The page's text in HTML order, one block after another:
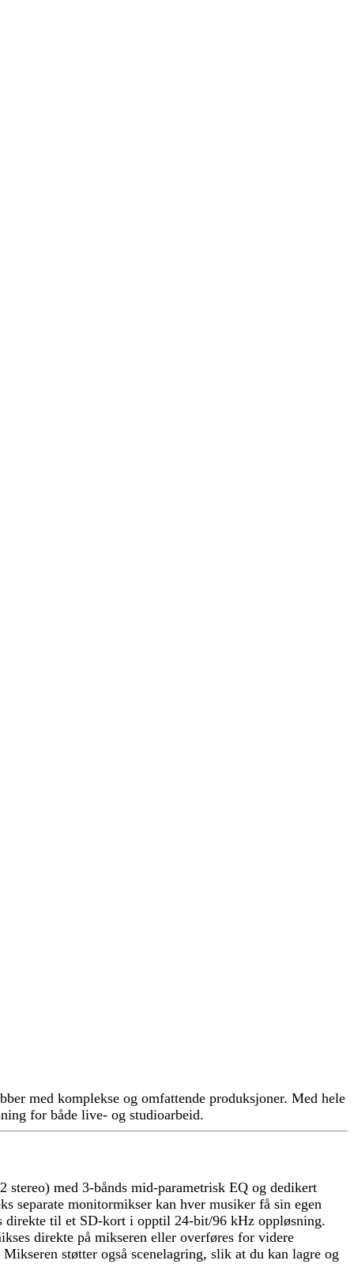
med komplekse og omfattende produksjoner. Med hele
for både live- og studioarbeid.
med 3-bånds mid-parametrisk EQ og dedikert
separate monitormikser kan hver musiker få sin egen
direkte til et SD-kort i opptil 24-bit/96 kHz oppløsning.
direkte på mikseren eller overføres for videre
støtter også scenelagring, slik at du kan lagre og